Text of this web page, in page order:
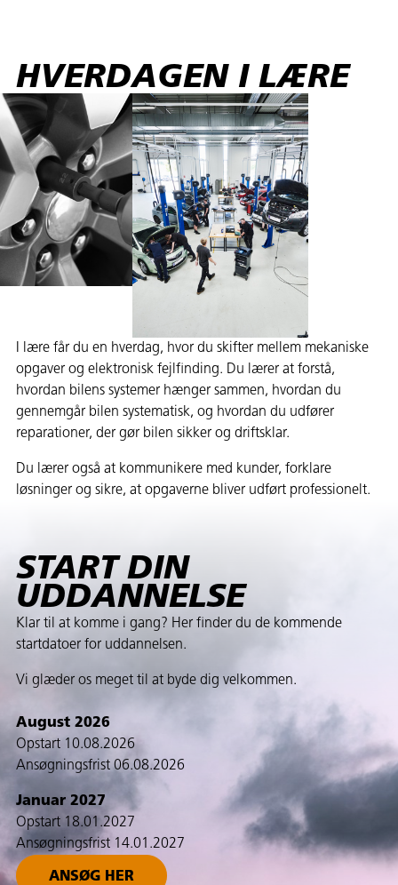
HVERDAGEN I LÆRE
I lære får du en hverdag, hvor du skifter mellem mekaniske
opgaver og elektronisk fejlfinding. Du lærer at forstå,
hvordan bilens systemer hænger sammen, hvordan du
gennemgår bilen systematisk, og hvordan du udfører
reparationer, der gør bilen sikker og driftsklar.
Du lærer også at kommunikere med kunder, forklare
løsninger og sikre, at opgaverne bliver udført professionelt.
START DIN
UDDANNELSE
Klar til at komme i gang? Her finder du de kommende
startdatoer for uddannelsen.
Vi glæder os meget til at byde dig velkommen.
August 2026
Opstart 10.08.2026
Ansøgningsfrist 06.08.2026
Januar 2027
Opstart 18.01.2027
Ansøgningsfrist 14.01.2027
ANSØG HER